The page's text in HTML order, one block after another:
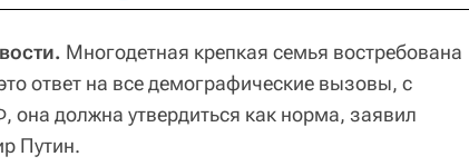
Многодетная крепкая семья востребована
ответ на все демографические вызовы, с
она должна утвердиться как норма, заявил
Путин.